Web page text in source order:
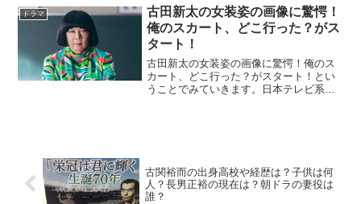
強になることが多いドラマですね。主演
を務める早見あかりさん...
ドラマ
古田新太の女装姿の画像に驚愕！
俺のスカート、どこ行った？がス
タート！
古田新太の女装姿の画像に驚愕！俺のス
カート、どこ行った？がスタート！とい
うことでみていきます。日本テレビ系列
古関裕而の出身高校や経歴は？子供は何
人？長男正裕の現在は？朝ドラの妻役は
誰？